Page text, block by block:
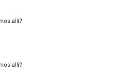
allí?
allí?